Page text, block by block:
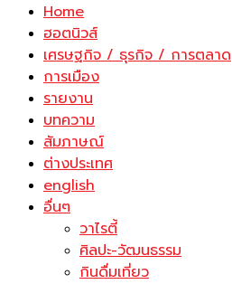
Home
ฮอตนิวส์
เศรษฐกิจ / ธุรกิจ / การตลาด
การเมือง
รายงาน
บทความ
สัมภาษณ์
ต่างประเทศ
english
อื่นๆ
วาไรตี้
ศิลปะ-วัฒนธรรม
กินดื่มเที่ยว